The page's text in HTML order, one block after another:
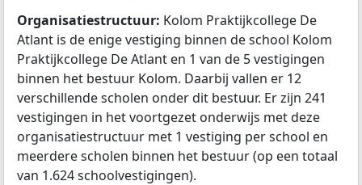
Organisatiestructuur: Kolom Praktijkcollege De
Atlant is de enige vestiging binnen de school Kolom
Praktijkcollege De Atlant en 1 van de 5 vestigingen
binnen het bestuur Kolom. Daarbij vallen er 12
verschillende scholen onder dit bestuur. Er zijn 241
vestigingen in het voortgezet onderwijs met deze
organisatiestructuur met 1 vestiging per school en
meerdere scholen binnen het bestuur (op een totaal
van 1.624 schoolvestigingen).